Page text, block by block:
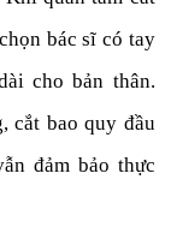
bác sĩ có tay
cho bản thân.
cắt bao quy đầu
đảm bảo thực